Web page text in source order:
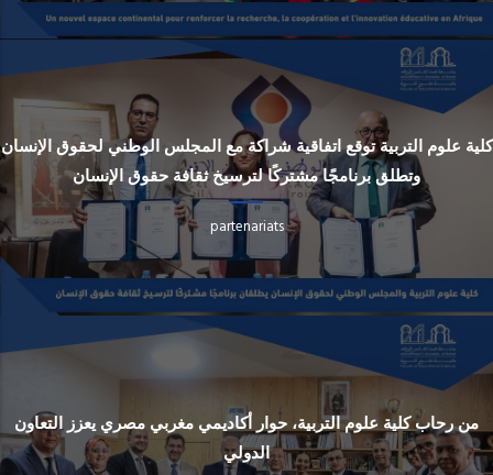
كلية علوم التربية توقع اتفاقية شراكة مع المجلس الوطني لحقوق الإنسان
وتطلق برنامجًا مشتركًا لترسيخ ثقافة حقوق الإنسان
partenariats
من رحاب كلية علوم التربية، حوار أكاديمي مغربي مصري يعزز التعاون
الدولي